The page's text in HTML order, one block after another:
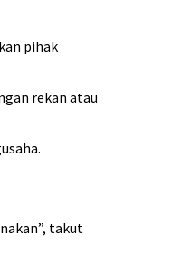
pihak
rekan atau
takut